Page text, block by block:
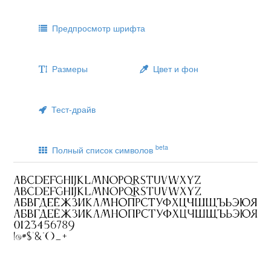
Предпросмотр шрифта
Размеры Цвет и фон
Тест-драйв
Полный список символов beta